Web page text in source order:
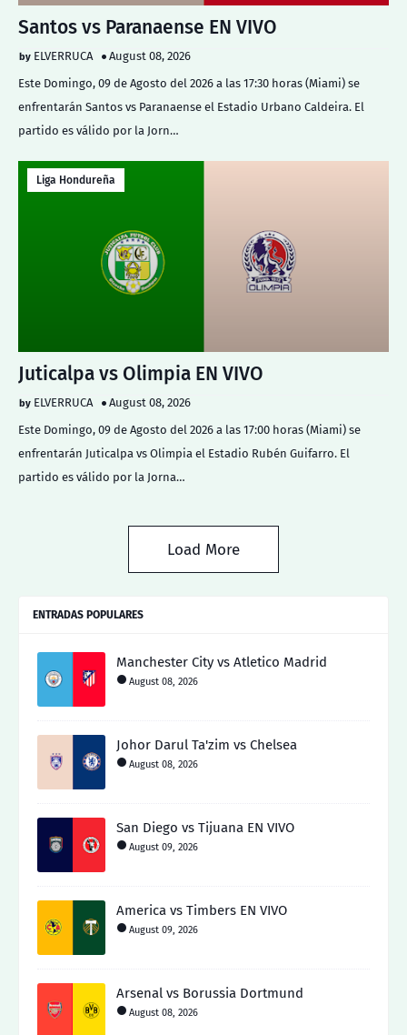
Santos vs Paranaense EN VIVO
ELVERRUCA
August 08, 2026
Este Domingo, 09 de Agosto del 2026 a las 17:30 horas (Miami) se
enfrentarán Santos vs Paranaense el Estadio Urbano Caldeira. El
partido es válido por la Jorn…
Liga Hondureña
Juticalpa vs Olimpia EN VIVO
ELVERRUCA
August 08, 2026
Este Domingo, 09 de Agosto del 2026 a las 17:00 horas (Miami) se
enfrentarán Juticalpa vs Olimpia el Estadio Rubén Guifarro. El
partido es válido por la Jorna…
Load More
ENTRADAS POPULARES
Manchester City vs Atletico Madrid
August 08, 2026
Johor Darul Ta'zim vs Chelsea
August 08, 2026
San Diego vs Tijuana EN VIVO
August 09, 2026
America vs Timbers EN VIVO
August 09, 2026
Arsenal vs Borussia Dortmund
August 08, 2026